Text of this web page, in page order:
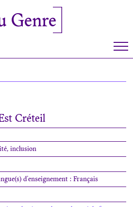
Genre
Créteil
inclusion
d'enseignement : Français